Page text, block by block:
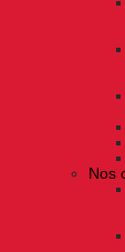
Nos